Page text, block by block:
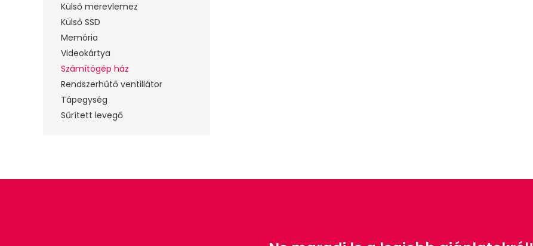
Külső merevlemez
Külső SSD
Memória
Videokártya
Számítógép ház
Rendszerhűtő ventillátor
Tápegység
Sűrített levegő